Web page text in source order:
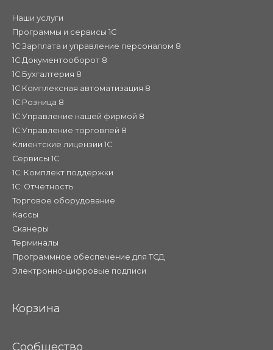
Наши услуги
Программы и сервисы 1С
1С:Зарплата и управление персоналом 8
1С:Документооборот 8
1С:Бухгалтерия 8
1С:Комплексная автоматизация 8
1С:Розница 8
1С:Управление нашей фирмой 8
1С:Управление торговлей 8
Клиентские лицензии 1С
Сервисы 1С
1С: Комплект поддержки
1С: Отчетность
Торговое оборудование
Кассы
Сканеры
Терминалы
Программное обеспечение для ТСД
Электронно-цифровые подписи
Корзина
Сообщество